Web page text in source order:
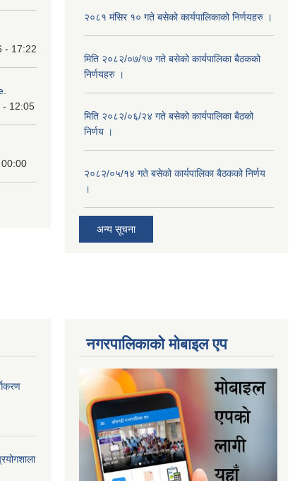
- 17:22
- 12:05
२०८१ मंसिर १० गते बसेको कार्यपालिकाको निर्णयहरु ।
मिति २०८२/०७/१७ गते बसेको कार्यपालिका बैठकको
निर्णयहरु ।
मिति २०८२/०६/२४ गते बसेको कार्यपालिका बैठको
निर्णय ।
२०८२/०५/१४ गते बसेको कार्यपालिका बैठकको निर्णय
।
अन्य सूचना
नगरपालिकाकाे माेबाइल एप